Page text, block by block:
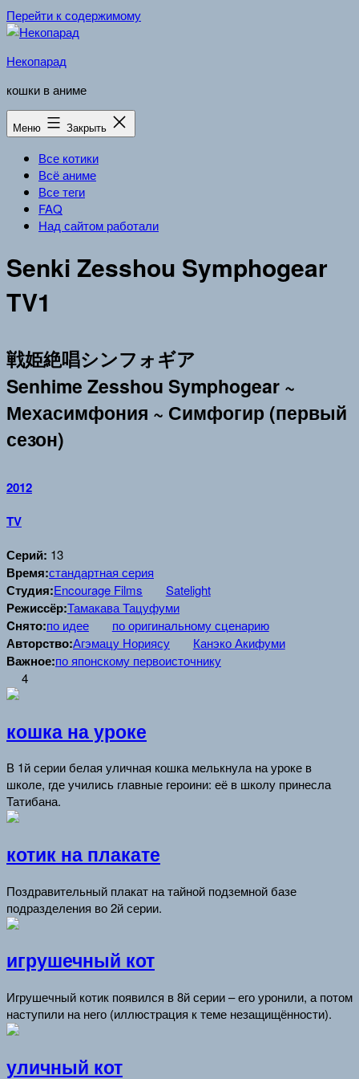
Перейти к содержимому
Некопарад
кошки в аниме
Меню Закрыть
Все котики
Всё аниме
Все теги
FAQ
Над сайтом работали
Senki Zesshou Symphogear
TV1
戦姫絶唱シンフォギア
Senhime Zesshou Symphogear ~
Мехасимфония ~ Симфогир (первый
сезон)
2012
TV
Серий: 13
Время:стандартная серия
Студия:Encourage Films Satelight
Режиссёр:Тамакава Тацуфуми
Cнято:по идее по оригинальному сценарию
Авторство:Агэмацу Нориясу Канэко Акифуми
Важное:по японскому первоисточнику
4
кошка на уроке
В 1й серии белая уличная кошка мелькнула на уроке в
школе, где учились главные героини: её в школу принесла
Татибана.
котик на плакате
Поздравительный плакат на тайной подземной базе
подразделения во 2й серии.
игрушечный кот
Игрушечный котик появился в 8й серии – его уронили, а потом
наступили на него (иллюстрация к теме незащищённости).
уличный кот